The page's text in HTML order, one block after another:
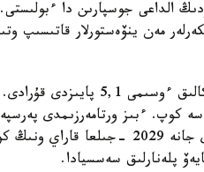
الداعى جوسپارىن دا
مەن ينۆەستورلار قاتىسىپ
بىلتىر ەلىمىزدىڭ
دەڭگەيىندە ۇستاپ تۇرۋدى
پلەنارلىق سەسسيادا.